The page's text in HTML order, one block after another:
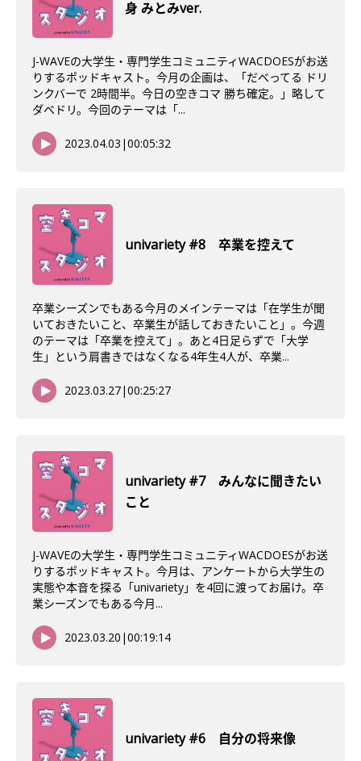
身 みとみver.
J-WAVEの大学生・専門学生コミュニティWACDOESがお送
りするポッドキャスト。今月の企画は、「だべってる ドリ
ンクバーで 2時間半。今日の空きコマ 勝ち確定。」略して
ダベドリ。今回のテーマは「...
2023.04.03 |00:05:32
univariety #8 卒業を控えて
卒業シーズンでもある今月のメインテーマは「在学生が聞
いておきたいこと、卒業生が話しておきたいこと」。今週
のテーマは「卒業を控えて」。あと4日足らずで「大学
生」という肩書きではなくなる4年生4人が、卒業...
2023.03.27|00:25:27
univariety #7 みんなに聞きたい
こと
J-WAVEの大学生・専門学生コミュニティWACDOESがお送
りするポッドキャスト。今月は、アンケートから大学生の
実態や本音を探る「univariety」を4回に渡ってお届け。卒
業シーズンでもある今月...
2023.03.20 |00:19:14
univariety #6 自分の将来像